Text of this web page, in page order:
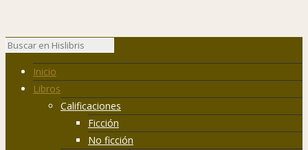
Inicio
Libros
Calificaciones
Ficción
No ficción